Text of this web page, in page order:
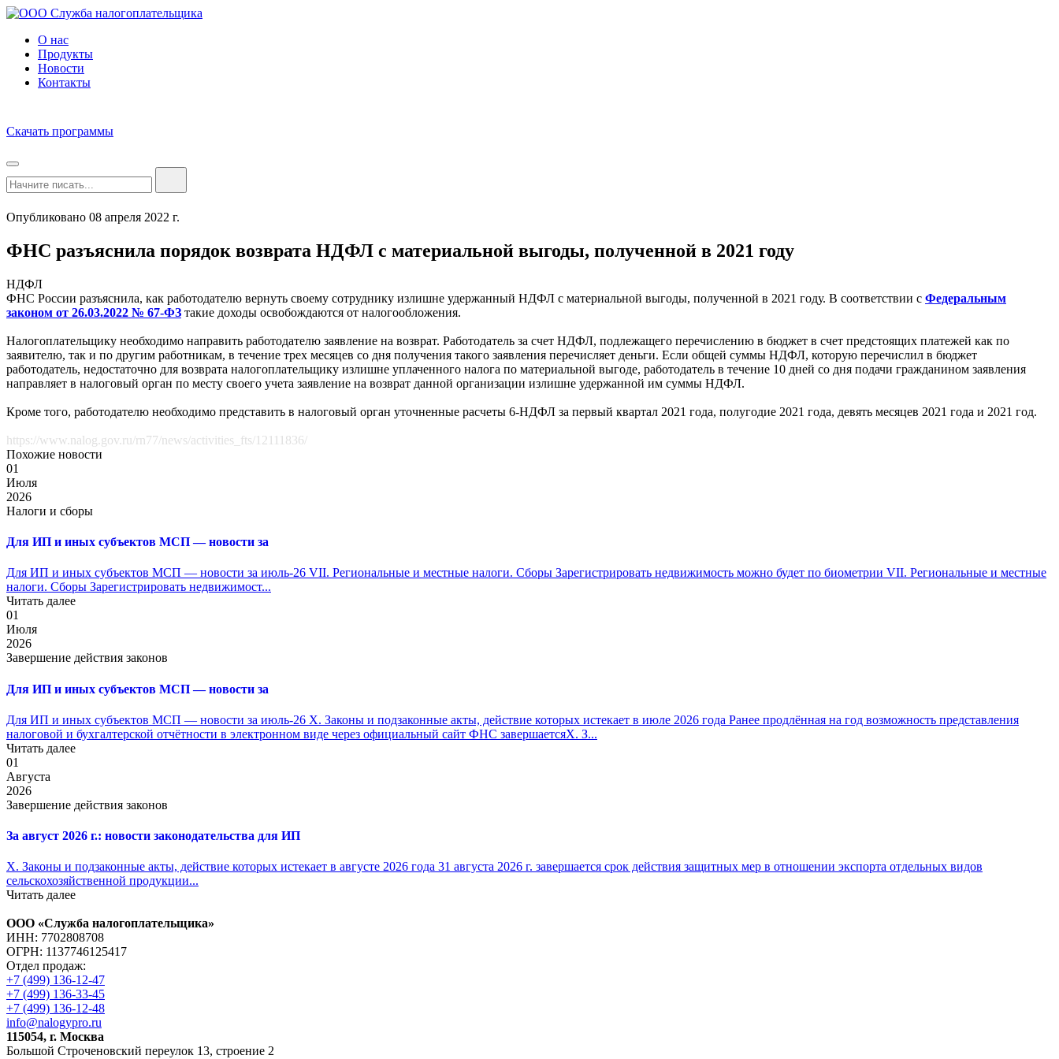
О нас
Продукты
Новости
Контакты
Скачать программы
Опубликовано 08 апреля 2022 г.
ФНС разъяснила порядок возврата НДФЛ с материальной выгоды, полученной в 2021 году
НДФЛ
ФНС России разъяснила, как работодателю вернуть своему сотруднику излишне удержанный НДФЛ с материальной выгоды, полученной в 2021 году. В соответствии с Федеральным
законом от 26.03.2022 № 67-ФЗ такие доходы освобождаются от налогообложения.
Налогоплательщику необходимо направить работодателю заявление на возврат. Работодатель за счет НДФЛ, подлежащего перечислению в бюджет в счет предстоящих платежей как по
заявителю, так и по другим работникам, в течение трех месяцев со дня получения такого заявления перечисляет деньги. Если общей суммы НДФЛ, которую перечислил в бюджет
работодатель, недостаточно для возврата налогоплательщику излишне уплаченного налога по материальной выгоде, работодатель в течение 10 дней со дня подачи гражданином заявления
направляет в налоговый орган по месту своего учета заявление на возврат данной организации излишне удержанной им суммы НДФЛ.
Кроме того, работодателю необходимо представить в налоговый орган уточненные расчеты 6-НДФЛ за первый квартал 2021 года, полугодие 2021 года, девять месяцев 2021 года и 2021 год.
https://www.nalog.gov.ru/rn77/news/activities_fts/12111836/
Похожие новости
01
Июля
2026
Налоги и сборы
Для ИП и иных субъектов МСП — новости за
Для ИП и иных субъектов МСП — новости за июль-26 VII. Региональные и местные налоги. Сборы Зарегистрировать недвижимость можно будет по биометрии VII. Региональные и местные
налоги. Сборы Зарегистрировать недвижимост...
Читать далее
01
Июля
2026
Завершение действия законов
Для ИП и иных субъектов МСП — новости за
Для ИП и иных субъектов МСП — новости за июль-26 X. Законы и подзаконные акты, действие которых истекает в июле 2026 года Ранее продлённая на год возможность представления
налоговой и бухгалтерской отчётности в электронном виде через официальный сайт ФНС завершаетсяX. З...
Читать далее
01
Августа
2026
Завершение действия законов
За август 2026 г.: новости законодательства для ИП
X. Законы и подзаконные акты, действие которых истекает в августе 2026 года 31 августа 2026 г. завершается срок действия защитных мер в отношении экспорта отдельных видов
сельскохозяйственной продукции...
Читать далее
ООО «Служба налогоплательщика»
ИНН: 7702808708
ОГРН: 1137746125417
Отдел продаж:
+7 (499) 136-12-47
+7 (499) 136-33-45
+7 (499) 136-12-48
info@nalogypro.ru
115054, г. Москва
Большой Строченовский переулок 13, строение 2